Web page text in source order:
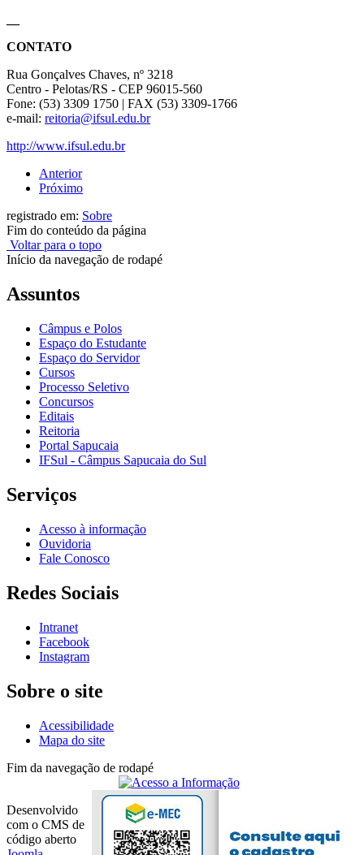
CONTATO
Rua Gonçalves Chaves, nº 3218
Centro - Pelotas/RS - CEP 96015-560
Fone: (53) 3309 1750 | FAX (53) 3309-1766
e-mail: reitoria@ifsul.edu.br
http://www.ifsul.edu.br
Anterior
Próximo
registrado em: Sobre
Fim do conteúdo da página
Voltar para o topo
Início da navegação de rodapé
Assuntos
Câmpus e Polos
Espaço do Estudante
Espaço do Servidor
Cursos
Processo Seletivo
Concursos
Editais
Reitoria
Portal Sapucaia
IFSul - Câmpus Sapucaia do Sul
Serviços
Acesso à informação
Ouvidoria
Fale Conosco
Redes Sociais
Intranet
Facebook
Instagram
Sobre o site
Acessibilidade
Mapa do site
Fim da navegação de rodapé
Desenvolvido
com o CMS de
código aberto